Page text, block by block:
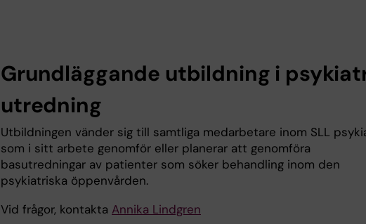
Grundläggande utbildning i
utredning
Utbildningen vänder sig till samtliga medarbetare inom SLL
som i sitt arbete genomför eller planerar att genomföra
basutredningar av patienter som söker behandling inom den
psykiatriska öppenvården.
Vid frågor, kontakta Annika Lindgren